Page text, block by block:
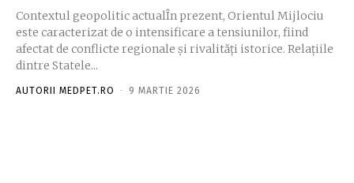
Contextul geopolitic actualÎn prezent, Orientul Mijlociu
este caracterizat de o intensificare a tensiunilor, fiind
afectat de conflicte regionale și rivalități istorice. Relațiile
dintre Statele...
AUTORII MEDPET.RO - 9 MARTIE 2026